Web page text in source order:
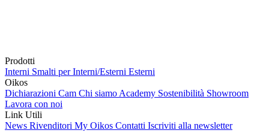
Prodotti
Interni Smalti per Interni/Esterni Esterni
Oikos
Dichiarazioni Cam Chi siamo Academy Sostenibilità Showroom
Lavora con noi
Link Utili
News Rivenditori My Oikos Contatti Iscriviti alla newsletter